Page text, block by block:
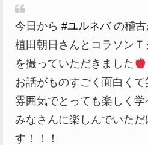
今日から #ユルネバの稽古
植田朝日さんとコラソン
を撮っていただきました
お話がものすごく面白く
雰囲気でとっても楽しく学
みなさんに楽しんでいただ
す！！！